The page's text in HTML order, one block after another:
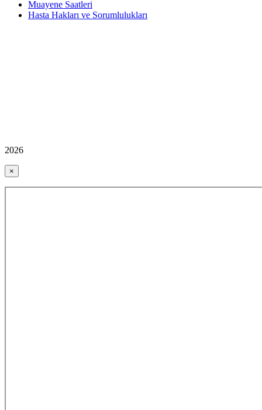
Muayene Saatleri
Hasta Hakları ve Sorumlulukları
2026
×